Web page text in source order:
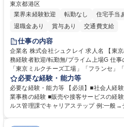
東京都港区
業界未経験歓迎
転勤なし 住宅手当
退職金あり
賞与あり 交通費支給
仕事の内容
企業名 株式会社シュクレイ 求人名 【東京/お菓子メーカーの事務担当】事
務経験者歓迎/転勤無/プライム上場G 仕事の内容 「ザ・メープルマニア」
「東京ミルクチーズ工場」「フランセ」
ー」「DROOLY」等のブランドを多数展
ブランド商品の事務業務をお任せいたします。 【具体的な業務
舗からの発注受付/PC入力業務 ■受電対
録 ■日々の売上抽出・報告 ■提携企業へ
必要な経験・能力等
必要な経験・能力等 【必須】■社会人経
業事務の経験 ■販売や接客サービスの経験 【キャリアステップ】 (1)セー
ルス管理課でキャリアステップ 例:一般